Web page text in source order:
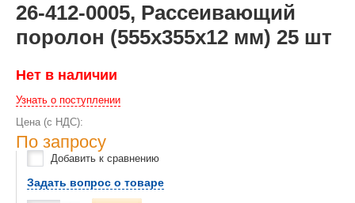
26-412-0005, Рассеивающий
поролон (555х355х12 мм) 25 шт
Нет в наличии
Узнать о поступлении
Цена (с НДС):
По запросу
Добавить к сравнению
Задать вопрос о товаре